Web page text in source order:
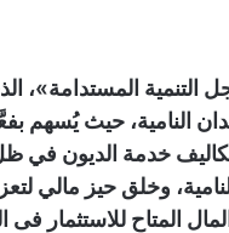
النامية، حيث يُسهم
خدمة الديون في ظل
وخلق حيز مالي
المتاح للاستثمار